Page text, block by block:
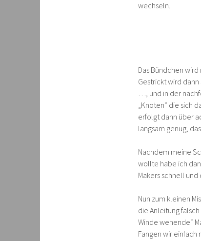
wechseln.
Das Bündchen
Gestrickt wird
…, und in der
„Knoten“ die sich
erfolgt dann über
langsam genug,
Nachdem meine
wollte habe ich
Makers schnell
Nun zum kleinen
die Anleitung
Winde wehende“
Fangen wir einfach